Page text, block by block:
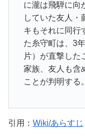
に瀧は飛騨に向
していた友人・
キもそれに同行
た糸守町は、3
片）が直撃した
家族、友人も含
ことが判明する。
引用： Wiki/あらすじ